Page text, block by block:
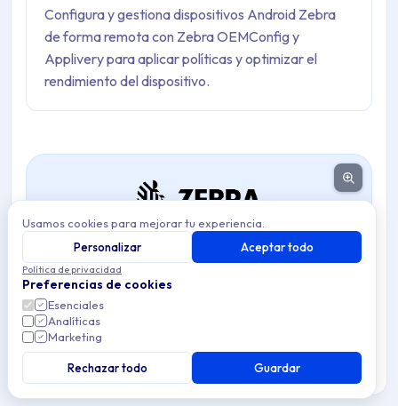
Configura y gestiona dispositivos Android Zebra
de forma remota con Zebra OEMConfig y
Applivery para aplicar políticas y optimizar el
rendimiento del dispositivo.
Zebra OEMConfig
nivel empresarial de Zebra que permite a los
administradores de TI gestionar y personalizar de forma
remota los dispositivos Android Zebra a nivel de sistema.
Al aprovechar el marco de configuraciones gestionadas
de Android Enterprise, Zebra OEMConfig permite un
Usamos cookies para mejorar tu experiencia.
Personalizar
Aceptar todo
Política de privacidad
Preferencias de cookies
Esenciales
Analíticas
Marketing
Rechazar todo Guardar